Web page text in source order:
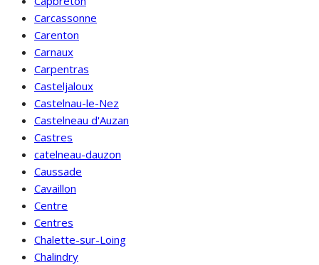
Carcassonne
Carenton
Carnaux
Carpentras
Casteljaloux
Castelnau-le-Nez
Castelneau d'Auzan
Castres
catelneau-dauzon
Caussade
Cavaillon
Centre
Centres
Chalette-sur-Loing
Chalindry